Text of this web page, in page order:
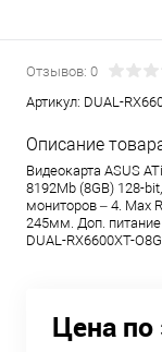
Отзывов: 0
Артикул: DUAL-
Описание
Видеокарта ASUS
8192Mb (8GB) 128-
мониторов – 4. Max
245мм. Доп. питание
DUAL-RX6600XT-
Цена по